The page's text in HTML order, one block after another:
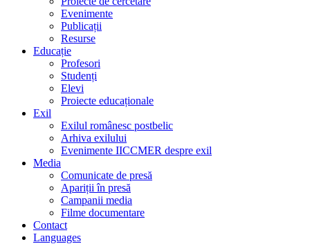
Evenimente
Publicații
Resurse
Educație
Profesori
Studenți
Elevi
Proiecte educaționale
Exil
Exilul românesc postbelic
Arhiva exilului
Evenimente IICCMER despre exil
Media
Comunicate de presă
Apariții în presă
Campanii media
Filme documentare
Contact
Languages